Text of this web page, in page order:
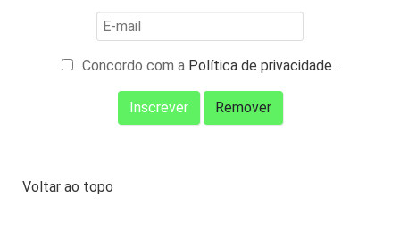
Concordo com a Política de privacidade .
Voltar ao topo